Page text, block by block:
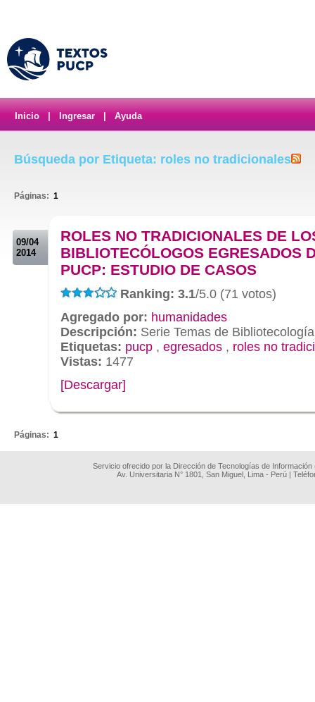
Inicio Ingresar Ayuda
Búsqueda por Etiqueta: roles no tradicionales
Páginas: 1
09/04
2014
ROLES NO TRADICIONALES DE
BIBLIOTECÓLOGOS EGRESADOS
PUCP: ESTUDIO DE CASOS
Ranking: 3.1/5.0 (71 votos)
Agregado por: humanidades
Descripción: Serie Temas de
Etiquetas: pucp , egresados , roles no
Vistas: 1477
[Descargar]
Páginas: 1
Servicio ofrecido por la Dirección de Tecnologías de
Av. Universitaria N° 1801, San Miguel, Lima - Perú |